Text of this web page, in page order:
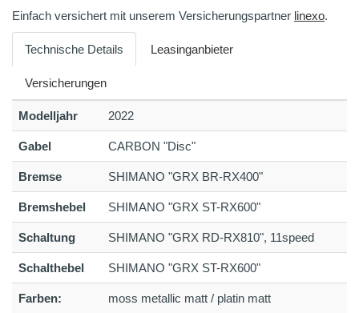
Einfach versichert mit unserem Versicherungspartner linexo.
Technische Details Leasinganbieter
Versicherungen
Modelljahr 2022
Gabel CARBON "Disc"
Bremse SHIMANO "GRX BR-RX400"
Bremshebel SHIMANO "GRX ST-RX600"
Schaltung SHIMANO "GRX RD-RX810", 11speed
Schalthebel SHIMANO "GRX ST-RX600"
Farben: moss metallic matt / platin matt